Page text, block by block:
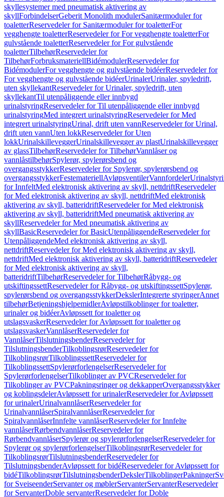
skyllesystemer med pneumatisk aktivering av
skyllForbindelserGeberit Monolith modulerSanitærmoduler for
toaletterReservedeler for Sanitærmoduler for toaletterFor
vegghengte toaletterReservedeler for For vegghengte toaletterFor
gulvstående toaletterReservedeler for For gulvstående
toaletterTilbehørReservedeler for
TilbehørForbruksmateriellBidémodulerReservedeler for
BidémodulerFor vegghengte og gulvstående bidéerReservedeler for
For vegghengte og gulvstående bidéerUrinalerUrinaler, spyledrift,
uten skyllekantReservedeler for Urinaler, spyledrift, uten
skyllekantTil utenpåliggende eller innbygd
urinalstyringReservedeler for Til utenpåliggende eller innbygd
urinalstyringMed integrert urinalstyringReservedeler for Med
integrert urinalstyringUrinal, drift uten vannReservedeler for Urinal,
drift uten vannUten lokkReservedeler for Uten
lokkUrinalskilleveggerUrinalskillevegger av plastUrinalskillevegger
av glassTilbehørReservedeler for TilbehørVannlåser og
vannlåstilbehørSpylerør, spylerørsbend og
overgangsstykkerReservedeler for Spylerør, spylerørsbend og
overgangsstykkerFestemateriellAvløpsventilerVannfordeler
for InnfeltMed elektronisk aktivering av skyll, nettdriftReservedeler
for Med elektronisk aktivering av skyll, nettdriftMed elektronisk
aktivering av skyll, batteridriftReservedeler for Med elektronisk
aktivering av skyll, batteridriftMed pneumatisk aktivering av
skyllReservedeler for Med pneumatisk aktivering av
skyllBasicReservedeler for BasicUtenpåliggendeReservedeler for
UtenpåliggendeMed elektronisk aktivering av skyll,
nettdriftReservedeler for Med elektronisk aktivering av skyll,
nettdriftMed elektronisk aktivering av skyll, batteridriftReservedeler
for Med elektronisk aktivering av skyll,
batteridriftTilbehørReservedeler for TilbehørRåbygg- og
utskiftingssettReservedeler for Råbygg- og utskiftingssettSpylerør,
spylerørsbend og overgangsstykkerDekslerIntegrerte styringerAnnet
tilbehørBetjeningshjelpemidlerAvløpstilkoblinger for toaletter,
urinaler og bidéerAvløpssett for toaletter og
utslagsvaskerReservedeler for Avløpssett for toaletter og
utslagsvaskerVannlåserReservedeler for
VannlåserTilslutningsbenderReservedeler for
TilslutningsbenderTilkoblingsrørReservedeler for
TilkoblingsrørTilkoblingssettReservedeler for
TilkoblingssettSpylerørforlengelserReservedeler for
SpylerørforlengelserTilkoblinger av PVCReservedeler for
Tilkoblinger av PVCPakningsringer og dekkapperOvergangsstykker
og koblingsdelerAvløpssett for urinalerReservedeler for Avløpssett
for urinalerUrinalvannlåserReservedeler for
UrinalvannlåserSpiralvannlåserReservedeler for
SpiralvannlåserInnfelte vannlåserReservedeler for Innfelte
vannlåserRørbendvannlåserReservedeler for
RørbendvannlåserSpylerør og spylerørforlengelserReservedeler for
Spylerør og spylerørforlengelserTilkoblingsrørReservedeler for
TilkoblingsrørTilslutningsbenderReservedeler for
TilslutningsbenderAvløpssett for bidéReservedeler for Avløpssett for
bidéTilkoblingsrørTilslutningsbenderDekslerTilkoblingerPakninger
for SveiseenderServanter og møblerServanterServanterReservedeler
for ServanterDoble servanterReservedeler for Doble